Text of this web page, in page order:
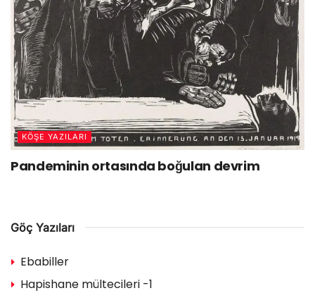
KÖŞE YAZILARI
Pandeminin ortasında boğulan devrim
Göç Yazıları
Ebabiller
Hapishane mültecileri -1